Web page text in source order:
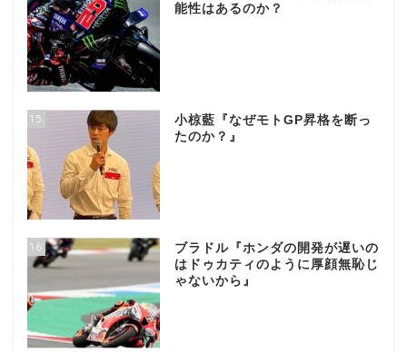
能性はあるのか？
15
小椋藍『なぜモトGP昇格を断っ
たのか？』
16
ブラドル『ホンダの開発が遅いの
はドゥカティのように厚顔無恥じ
ゃないから』